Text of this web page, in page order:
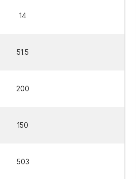
14
51.5
200
150
503